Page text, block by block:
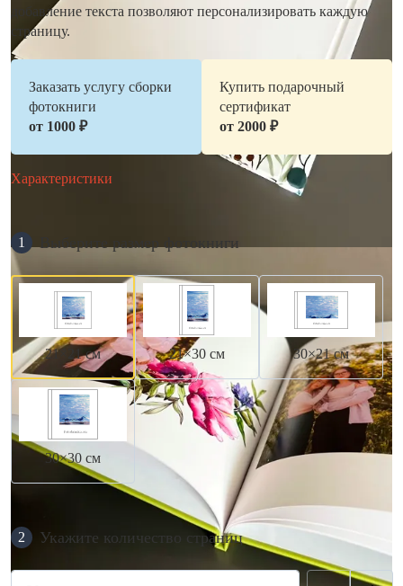
добавление текста позволяют персонализировать каждую
страницу.
Заказать услугу сборки
фотокниги
от 1000 ₽
Купить подарочный
сертификат
от 2000 ₽
Характеристики
1 Выберите размер фотокниги
21×21 см 21×30 см 30×21 см
30×30 см
2 Укажите количество страниц